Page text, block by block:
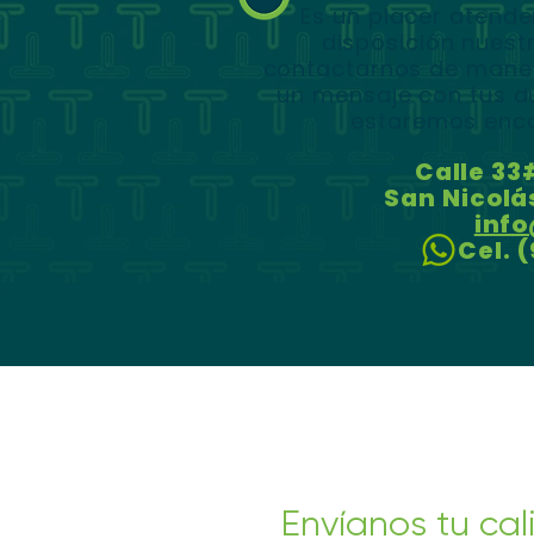
Es un placer
disposición
contactarnos de
un mensaje con tus
estaremos
Calle
San
Cel.
Envíanos tu